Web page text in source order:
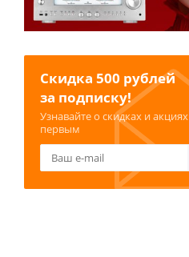
Скидка 500 рублей
за подписку!
Узнавайте о скидках и акциях
первым